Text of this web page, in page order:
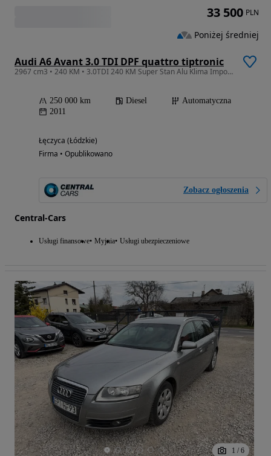
Audi A6 Avant 3.0 TDI DPF quattro tiptronic
2967 cm3 • 240 KM • 3.0TDI 240 KM Super Stan Alu Klima Import Raty Opłaty ASO !!!
250 000 km Diesel
Automatyczna
2011
Łęczyca (Łódzkie)
Firma • Opublikowano
Zobacz ogłoszenia
Central-Cars
Usługi finansowe Myjnia Usługi ubezpieczeniowe
33 500 PLN
Poniżej średniej
1 / 6